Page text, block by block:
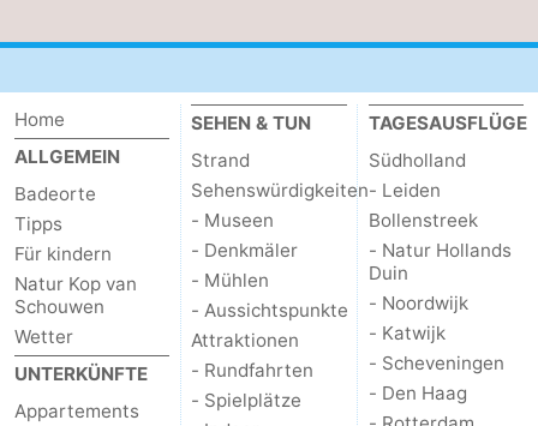
Home
ALLGEMEIN
Badeorte
Tipps
Für kindern
Natur Kop van
Schouwen
Wetter
UNTERKÜNFTE
Appartements
SEHEN & TUN
Strand
Sehenswürdigkeiten
- Museen
- Denkmäler
- Mühlen
- Aussichtspunkte
Attraktionen
- Rundfahrten
- Spielplätze
TAGESAUSFLÜGE
Südholland
- Leiden
Bollenstreek
- Natur Hollands
Duin
- Noordwijk
- Katwijk
- Scheveningen
- Den Haag